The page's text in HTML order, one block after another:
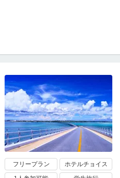
フリープラン
ホテルチョイス